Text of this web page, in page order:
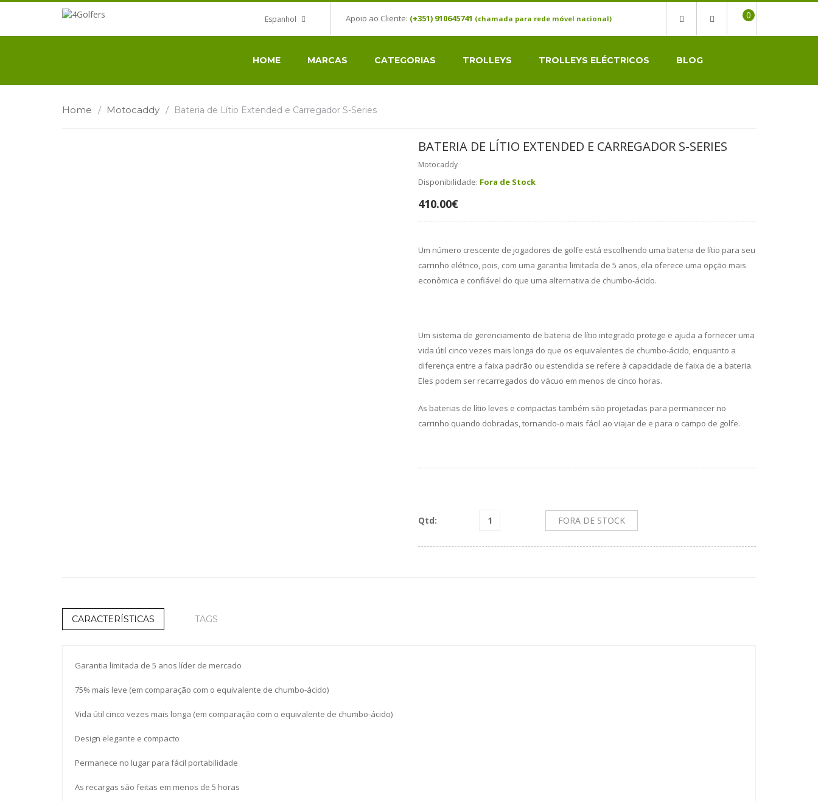
Espanhol Apoio ao Cliente: (+351) 910645741 (chamada para rede móvel nacional) 0
HOME MARCAS CATEGORIAS TROLLEYS TROLLEYS ELÉCTRICOS BLOG
Home / Motocaddy / Bateria de Lítio Extended e Carregador S-Series
BATERIA DE LÍTIO EXTENDED E CARREGADOR S-SERIES
Motocaddy
Disponibilidade: Fora de Stock
410.00€
Um número crescente de jogadores de golfe está escolhendo uma bateria de lítio para seu
carrinho elétrico, pois, com uma garantia limitada de 5 anos, ela oferece uma opção mais
econômica e confiável do que uma alternativa de chumbo-ácido.
Um sistema de gerenciamento de bateria de lítio integrado protege e ajuda a fornecer uma
vida útil cinco vezes mais longa do que os equivalentes de chumbo-ácido, enquanto a
diferença entre a faixa padrão ou estendida se refere à capacidade de faixa de a bateria.
Eles podem ser recarregados do vácuo em menos de cinco horas.
As baterias de lítio leves e compactas também são projetadas para permanecer no
carrinho quando dobradas, tornando-o mais fácil ao viajar de e para o campo de golfe.
Qtd: FORA DE STOCK
CARACTERÍSTICAS TAGS
Garantia limitada de 5 anos líder de mercado
75% mais leve (em comparação com o equivalente de chumbo-ácido)
Vida útil cinco vezes mais longa (em comparação com o equivalente de chumbo-ácido)
Design elegante e compacto
Permanece no lugar para fácil portabilidade
As recargas são feitas em menos de 5 horas